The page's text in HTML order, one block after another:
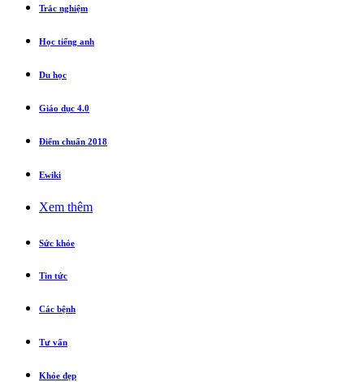
Trắc nghiệm
Học tiếng anh
Du học
Giáo dục 4.0
Điểm chuẩn 2018
Ewiki
Xem thêm
Sức khỏe
Tin tức
Các bệnh
Tư vấn
Khỏe đẹp